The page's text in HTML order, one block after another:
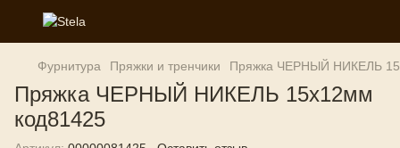
Фурнитура Пряжки и тренчики Пряжка ЧЕРНЫЙ НИКЕЛЬ
Пряжка ЧЕРНЫЙ НИКЕЛЬ 15х12мм
код81425